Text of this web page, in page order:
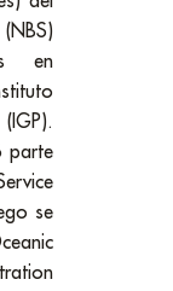
en
parte
se